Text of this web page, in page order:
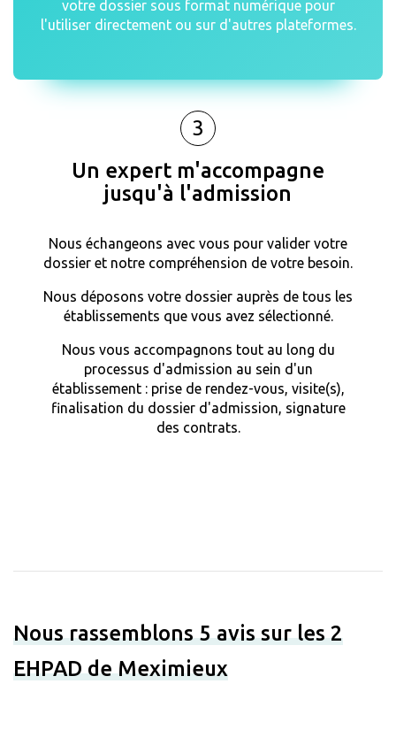
votre dossier sous format numérique pour
l'utiliser directement ou sur d'autres plateformes.
3
Un expert m'accompagne
jusqu'à l'admission
Nous échangeons avec vous pour valider votre
dossier et notre compréhension de votre besoin.
Nous déposons votre dossier auprès de tous les
établissements que vous avez sélectionné.
Nous vous accompagnons tout au long du
processus d'admission au sein d'un
établissement : prise de rendez-vous, visite(s),
finalisation du dossier d'admission, signature
des contrats.
Nous rassemblons 5 avis sur les 2
EHPAD de Meximieux